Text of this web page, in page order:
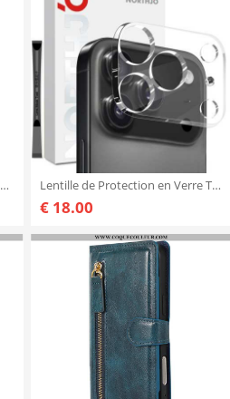
Housse Phone 17 Pro Max Coque Détachable DG.MING Lentille de Protection en Verre Trempé iPhone 17 Pro Max (transparenre)
€ 18.00